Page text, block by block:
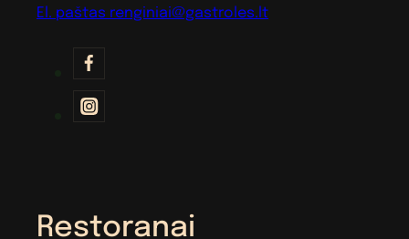
El. paštas renginiai@gastroles.lt
Restoranai